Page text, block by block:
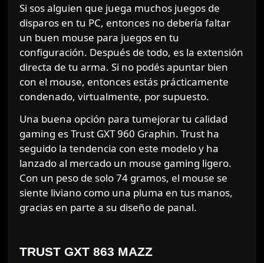
Si sos alguien que juega muchos juegos de
disparos en tu PC, entonces no debería faltar
un buen mouse para juegos en tu
configuración. Después de todo, es la extensión
directa de tu arma. Si no podés apuntar bien
con el mouse, entonces estás prácticamente
condenado, virtualmente, por supuesto.
Una buena opción para tumejorar tu calidad
gaming es Trust GXT 960 Graphin. Trust ha
seguido la tendencia con este modelo y ha
lanzado al mercado un mouse gaming ligero.
Con un peso de solo 74 gramos, el mouse se
siente liviano como una pluma en tus manos,
gracias en parte a su diseño de panal.
TRUST GXT 863 MAZZ